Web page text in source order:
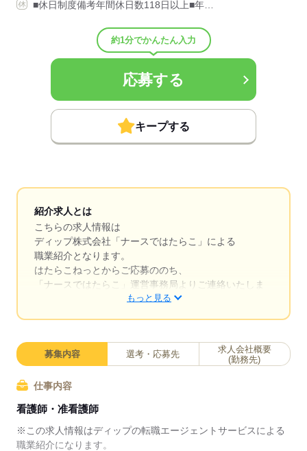
■休日制度備考年間休日数118日以上■年…
約1分でかんたん入力
応募する
キープする
紹介求人とは
こちらの求人情報は
ディップ株式会社「ナースではたらこ」による
職業紹介となります。
はたらこねっとからご応募ののち、
「ナースではたらこ」運営事務局よりご連絡いたしま
求職中の看護師さんの転職を専任の
キャリアアドバイザーが入職まで無料でサポートいた
日本最大級の求人情報の中からぴったりな求人をご紹
介。
履歴書作成のアドバイスや面接日の調整だけでなく、
もっと見る
募集内容 選考・応募先
求人会社概要
(勤務先)
仕事内容
看護師・准看護師
※この求人情報はディップの転職エージェントサービスによる
職業紹介になります。